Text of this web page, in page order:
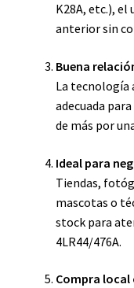
K28A, etc.), el
anterior sin
Buena
La tecnología
adecuada
de más por
Ideal para
Tiendas,
mascotas o
stock para
4LR44/476A.
Compra